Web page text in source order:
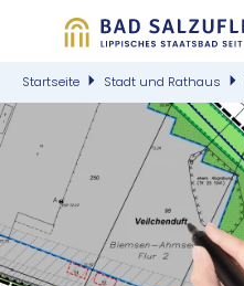
Startseite Stadt und Rathaus